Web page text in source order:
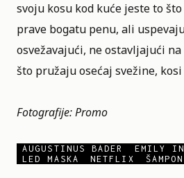
svoju kosu kod kuće jeste to
prave bogatu penu, ali
osvežavajući, ne ostavljajući
što pružaju osećaj svežine,
Fotografije: Promo
AUGUSTINUS BADER EMILY
LED MASKA
NETFLIX ŠAMPON